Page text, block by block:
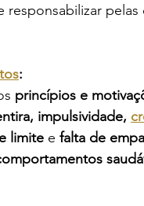
responsabilizar
:
princípios e
impulsividade,
limite e falta de